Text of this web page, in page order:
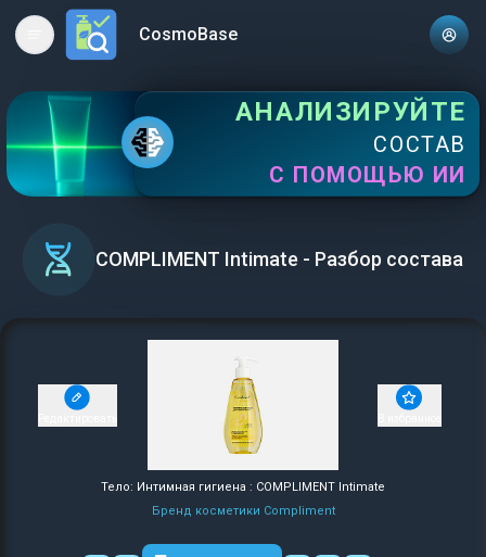
Open main menuCosmoBase
АНАЛИЗИРУЙТЕ
СОСТАВ
С ПОМОЩЬЮ ИИ
COMPLIMENT Intimate - Разбор состава
Тело: Интимная гигиена : COMPLIMENT Intimate
Бренд косметики Compliment